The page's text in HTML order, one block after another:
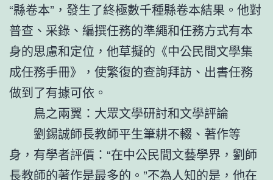
“縣卷本”，發生了終極數千種縣卷本結果。他對
普查、采錄、編撰任務的準繩和任務方式有本
身的思慮和定位，他草擬的《中公民間文學集
成任務手冊》，使繁復的查詢拜訪、出書任務
做到了有據可依。
鳥之兩翼：大眾文學研討和文學評論
劉錫誠師長教師平生筆耕不輟、著作等
身，有學者評價：“在中公民間文藝學界，劉師
長教師的著作是最多的。”不為人知的是，他在